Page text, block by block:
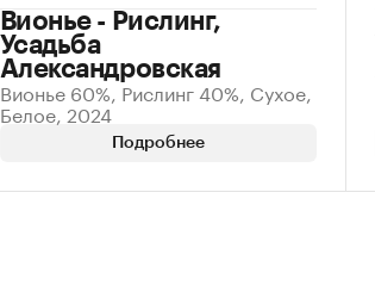
Вионье - Рислинг,
Усадьба
Александровская
Вионье 60%, Рислинг 40%, Сухое,
Белое, 2024
Подробнее